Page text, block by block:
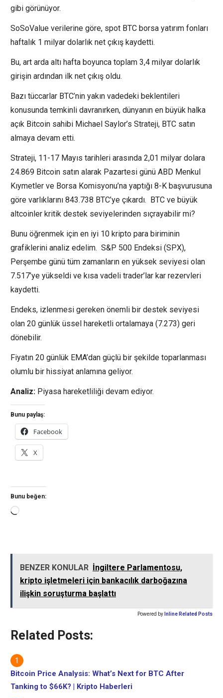
gibi görünüyor.
SoSoValue verilerine göre, spot BTC borsa yatırım fonları
haftalık 1 milyar dolarlık net çıkış kaydetti.
Bu, art arda altı hafta boyunca toplam 3,4 milyar dolarlık
girişin ardından ilk net çıkış oldu.
Bazı tüccarlar BTC’nin yakın vadedeki beklentileri
konusunda temkinli davranırken, dünyanın en büyük halka
açık Bitcoin sahibi Michael Saylor’s Strateji, BTC satın
almaya devam etti.
Strateji, 11-17 Mayıs tarihleri ​​arasında 2,01 milyar dolara
24.869 Bitcoin satın alarak Pazartesi günü ABD Menkul
Kıymetler ve Borsa Komisyonu’na yaptığı 8-K başvurusuna
göre varlıklarını 843.738 BTC’ye çıkardı. BTC ve büyük
altcoinler kritik destek seviyelerinden sıçrayabilir mi?
Bunu öğrenmek için en iyi 10 kripto para biriminin
grafiklerini analiz edelim. S&P 500 Endeksi (SPX),
Perşembe günü tüm zamanların en yüksek seviyesi olan
7.517’ye yükseldi ve kısa vadeli trader’lar kar rezervleri
kaydetti.
Endeks, izlenmesi gereken önemli bir destek seviyesi
olan 20 günlük üssel hareketli ortalamaya (7.273) geri
dönebilir.
Fiyatın 20 günlük EMA’dan güçlü bir şekilde toparlanması
olumlu bir hissiyat anlamına geliyor.
Analiz: Piyasa hareketliliği devam ediyor.
Bunu paylaş:
Facebook
X
Bunu beğen:
Yükleniyor...
BENZER KONULAR İngiltere Parlamentosu,
kripto işletmeleri için bankacılık darboğazına
ilişkin soruşturma başlattı
Powered by Inline Related Posts
Related Posts:
Bitcoin Price Analysis: What’s Next for BTC After
Tanking to $66K? | Kripto Haberleri